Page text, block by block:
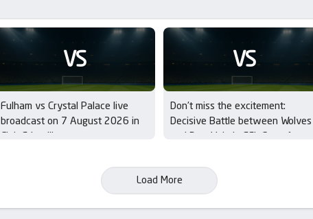
VS
Fulham vs Crystal Palace live
broadcast on 7 August 2026 in
Club Friendlies
VS
Don’t miss the excitement:
Decisive Battle between Wolves
and Port Vale in EFL Cup – 1st
Load More